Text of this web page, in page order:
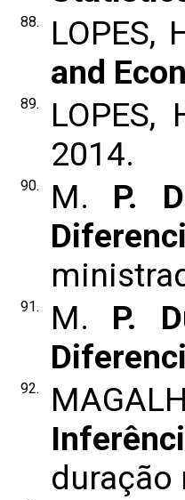
88. LOPES,
and
89. LOPES,
2014.
90. M. P.
91. M. P.
92.